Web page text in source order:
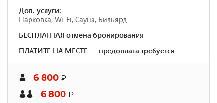
Доп. услуги:
Парковка, Wi-Fi, Сауна, Бильярд
БЕСПЛАТНАЯ отмена бронирования
ПЛАТИТЕ НА МЕСТЕ — предоплата требуется
6 800 ₽
6 800 ₽